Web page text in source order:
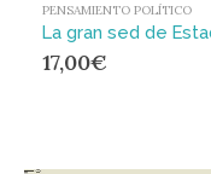
PENSAMIENTO POLÍTICO
17,00€